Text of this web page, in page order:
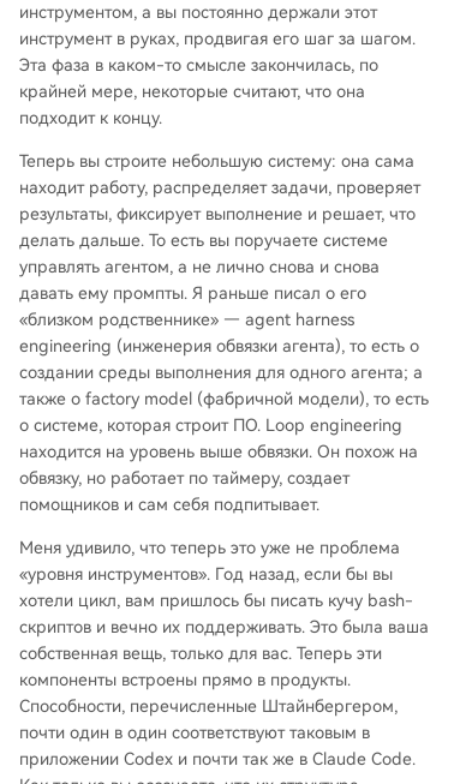
инструментом, а вы постоянно держали этот
инструмент в руках, продвигая его шаг за шагом.
Эта фаза в каком-то смысле закончилась, по
крайней мере, некоторые считают, что она
подходит к концу.
Теперь вы строите небольшую систему: она сама
находит работу, распределяет задачи, проверяет
результаты, фиксирует выполнение и решает, что
делать дальше. То есть вы поручаете системе
управлять агентом, а не лично снова и снова
давать ему промпты. Я раньше писал о его
«близком родственнике» — agent harness
engineering (инженерия обвязки агента), то есть о
создании среды выполнения для одного агента; а
также о factory model (фабричной модели), то есть
о системе, которая строит ПО. Loop engineering
находится на уровень выше обвязки. Он похож на
обвязку, но работает по таймеру, создает
помощников и сам себя подпитывает.
Меня удивило, что теперь это уже не проблема
«уровня инструментов». Год назад, если бы вы
хотели цикл, вам пришлось бы писать кучу bash-
скриптов и вечно их поддерживать. Это была ваша
собственная вещь, только для вас. Теперь эти
компоненты встроены прямо в продукты.
Способности, перечисленные Штайнбергером,
почти один в один соответствуют таковым в
приложении Codex и почти так же в Claude Code.